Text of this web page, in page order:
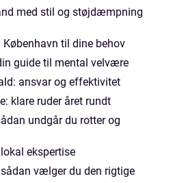
med stil og støjdæmpning
til dine behov
guide til mental velvære
ansvar og effektivitet
klare ruder året rundt
undgår du rotter og
ekspertise
vælger du den rigtige